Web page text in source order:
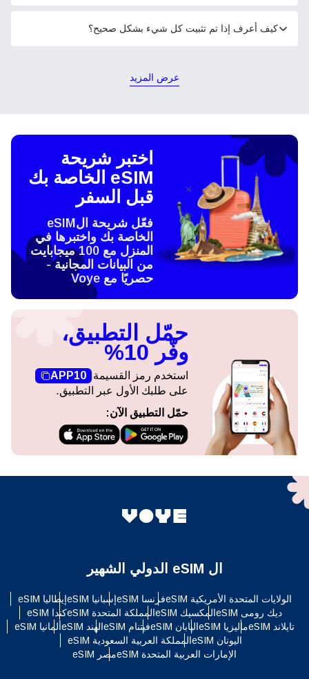
كيف أعرف إذا تم تثبيت كل شيء بشكل صحيح؟
عرض المزيد
اختبر شريحة
eSIM الخاصة بك
قبل السفر
فعّل شريحة الeSIM
الخاصة بك واختبرها في
المنزل مع 100 ميجابايت
من البيانات المجانية -
حصريًا مع Voye
حمّل التطبيق،
وفّر 10%
استخدم رمز القسيمة
APP10
على طلبك الأول عبر التطبيق.
حمّل التطبيق الآن:
ال eSIM الدولي الشهير
الولايات المتحدة الأمريكية eSIM فرنسا eSIM إسبانيا eSIM
إيطاليا eSIM
ديك رومى eSIM
المكسيك eSIM المملكة المتحدة eSIM
كندا eSIM
تايلاند eSIM
ماليزيا eSIM اليابان eSIM فيتنام eSIM الهند eSIM
ألمانيا eSIM
اليونان eSIM
المملكة العربية السعودية eSIM
الإمارات العربية المتحدة eSIM
مصر eSIM